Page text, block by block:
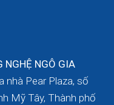
NGHỆ NGÔ GIA
nhà Pear Plaza, số
Mỹ Tây, Thành phố